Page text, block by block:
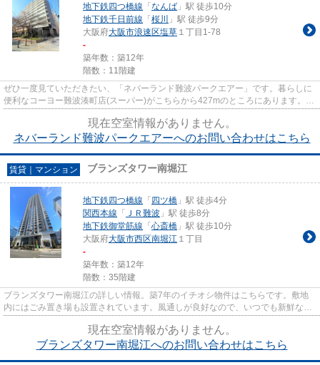
地下鉄四つ橋線 「 なんば 」駅 徒歩10分
地下鉄千日前線 「 桜川
」駅 徒歩9分
大阪府大阪市浪速区塩草 １丁目1-78
-
築年数：築12年
階数：11階建
ぜひ一度見ていただきたい、「ネバーランド難波パークエアー」です。暮らしに
便利なコーヨー難波湊町店(スーパー)がこちらから427mのところにあります。
現在空室情報がありません。
ネバーランド難波パークエアーへのお問い合わせはこちら
賃貸｜マンション ブランズタワー南堀江
地下鉄四つ橋線 「 四ツ橋 」駅 徒歩4分
関西本線 「 ＪＲ難波 」駅 徒歩8分
地下鉄御堂筋線 「 心斎橋 」駅 徒歩10分
大阪府大阪市西区南堀江 １丁目
-
築年数：築12年
階数：35階建
ブランズタワー南堀江の詳しい情報。築7年のイチオシ物件はこちらです。敷地
内にはごみ置き場も設置されています。風通しが良好なので、いつでも新鮮な空
現在空室情報がありません。
ブランズタワー南堀江へのお問い合わせはこちら